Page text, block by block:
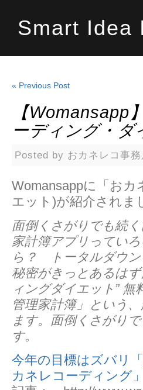
Smart Idea
« Previous Post
【Womansapp
ーディング・
Posted by おカネレコ事
Womansappに「お
エット)が紹介されま
面倒くさがりでも続
家計簿アプリってい
ら？ トータルダウン
秘密がきっとあるは
ィングダイエット”
管理家計簿」という
ます。面倒くさがり
す。
今年の目標はズバリ
カネレコーディング」